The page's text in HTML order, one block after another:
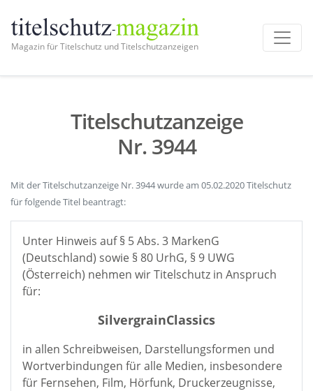
Magazin für Titelschutz und Titelschutzanzeigen
Titelschutzanzeige
Nr. 3944
Mit der Titelschutzanzeige Nr. 3944 wurde am 05.02.2020 Titelschutz
für folgende Titel beantragt:
Unter Hinweis auf § 5 Abs. 3 MarkenG
(Deutschland) sowie § 80 UrhG, § 9 UWG
(Österreich) nehmen wir Titelschutz in Anspruch
für:
SilvergrainClassics
in allen Schreibweisen, Darstellungsformen und
Wortverbindungen für alle Medien, insbesondere
für Fernsehen, Film, Hörfunk, Druckerzeugnisse,